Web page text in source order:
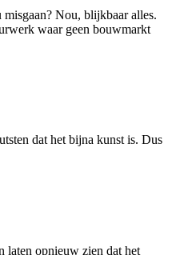
Nou, blijkbaar alles.
waar geen bouwmarkt
dat het bijna kunst is. Dus
laten opnieuw zien dat het